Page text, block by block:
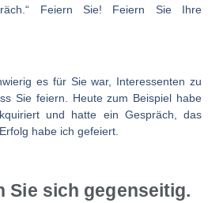
Feiern Sie! Feiern Sie Ihre
es für Sie war, Interessenten zu
Sie feiern. Heute zum Beispiel habe
und hatte ein Gespräch, das
habe ich gefeiert.
Sie sich gegenseitig.